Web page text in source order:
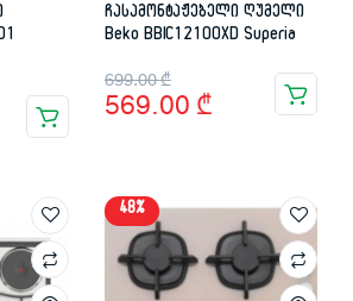
ჩასამონტაჟებელი ღუმელი
Beko BBIC12100XD Superia
699.00₾
Original
price
699.00 ₾.
569.00 ₾
Current
price
569.00 ₾.
48%